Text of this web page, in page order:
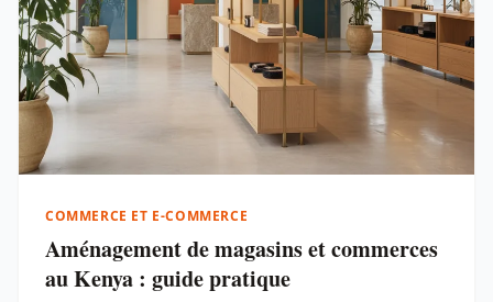
COMMERCE ET E-COMMERCE
Aménagement de magasins et commerces
au Kenya : guide pratique